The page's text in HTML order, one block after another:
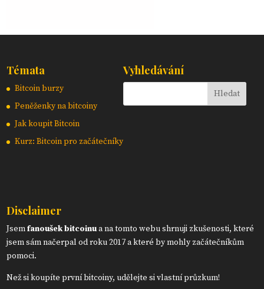
Témata
Bitcoin burzy
Peněženky na bitcoiny
Jak koupit Bitcoin
Kurz: Bitcoin pro začátečníky
Vyhledávání
Disclaimer
Jsemfanoušek bitcoinua na tomto webu shrnuji zkušenosti, které
jsem sám načerpal od roku 2017 a které by mohly začátečníkům
pomoci.
Než si koupíte první bitcoiny, udělejte si vlastní průzkum!